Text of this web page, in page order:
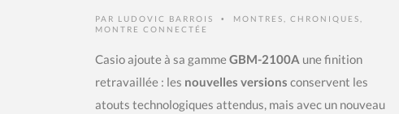
PAR LUDOVIC BARROIS • MONTRES CHRONIQUES
MONTRE CONNECTÉE
Casio ajoute à sa gammeGBM-2100A une finition
retravaillée : les nouvelles versions conservent les
atouts technologiques attendus, mais avec un nouveau